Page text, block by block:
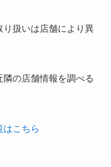
り扱いは店舗により異
の店舗情報を調べる
はこちら